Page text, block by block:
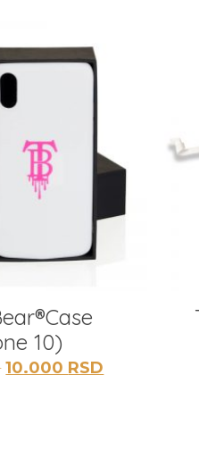
10)
Originalna
10.000 RSD